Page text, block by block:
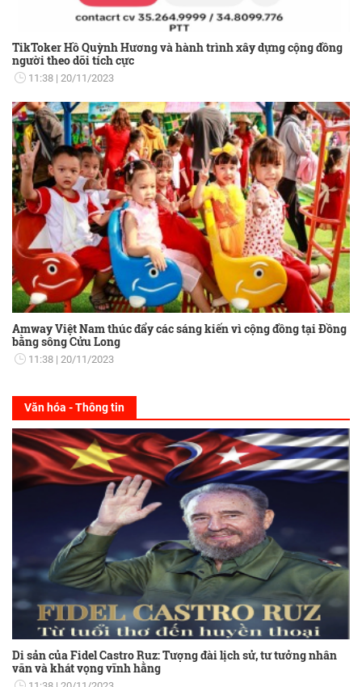
TikToker Hồ Quỳnh Hương và hành trình xây dựng cộng đồng
người theo dõi tích cực
11:38 20/11/2023
Amway Việt Nam thúc đẩy các sáng kiến vì cộng đồng tại Đồng
bằng sông Cửu Long
11:38 20/11/2023
Văn hóa - Thông tin
Di sản của Fidel Castro Ruz: Tượng đài lịch sử, tư tưởng nhân
văn và khát vọng vĩnh hằng